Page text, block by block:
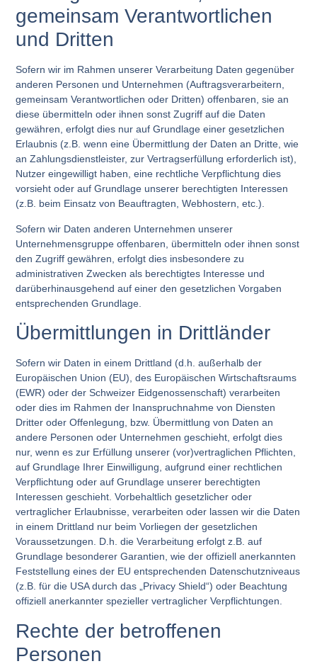
gemeinsam Verantwortlichen
und Dritten
Sofern wir im Rahmen unserer Verarbeitung Daten gegenüber
anderen Personen und Unternehmen (Auftragsverarbeitern,
gemeinsam Verantwortlichen oder Dritten) offenbaren, sie an
diese übermitteln oder ihnen sonst Zugriff auf die Daten
gewähren, erfolgt dies nur auf Grundlage einer gesetzlichen
Erlaubnis (z.B. wenn eine Übermittlung der Daten an Dritte, wie
an Zahlungsdienstleister, zur Vertragserfüllung erforderlich ist),
Nutzer eingewilligt haben, eine rechtliche Verpflichtung dies
vorsieht oder auf Grundlage unserer berechtigten Interessen
(z.B. beim Einsatz von Beauftragten, Webhostern, etc.).
Sofern wir Daten anderen Unternehmen unserer
Unternehmensgruppe offenbaren, übermitteln oder ihnen sonst
den Zugriff gewähren, erfolgt dies insbesondere zu
administrativen Zwecken als berechtigtes Interesse und
darüberhinausgehend auf einer den gesetzlichen Vorgaben
entsprechenden Grundlage.
Übermittlungen in Drittländer
Sofern wir Daten in einem Drittland (d.h. außerhalb der
Europäischen Union (EU), des Europäischen Wirtschaftsraums
(EWR) oder der Schweizer Eidgenossenschaft) verarbeiten
oder dies im Rahmen der Inanspruchnahme von Diensten
Dritter oder Offenlegung, bzw. Übermittlung von Daten an
andere Personen oder Unternehmen geschieht, erfolgt dies
nur, wenn es zur Erfüllung unserer (vor)vertraglichen Pflichten,
auf Grundlage Ihrer Einwilligung, aufgrund einer rechtlichen
Verpflichtung oder auf Grundlage unserer berechtigten
Interessen geschieht. Vorbehaltlich gesetzlicher oder
vertraglicher Erlaubnisse, verarbeiten oder lassen wir die Daten
in einem Drittland nur beim Vorliegen der gesetzlichen
Voraussetzungen. D.h. die Verarbeitung erfolgt z.B. auf
Grundlage besonderer Garantien, wie der offiziell anerkannten
Feststellung eines der EU entsprechenden Datenschutzniveaus
(z.B. für die USA durch das „Privacy Shield“) oder Beachtung
offiziell anerkannter spezieller vertraglicher Verpflichtungen.
Rechte der betroffenen
Personen